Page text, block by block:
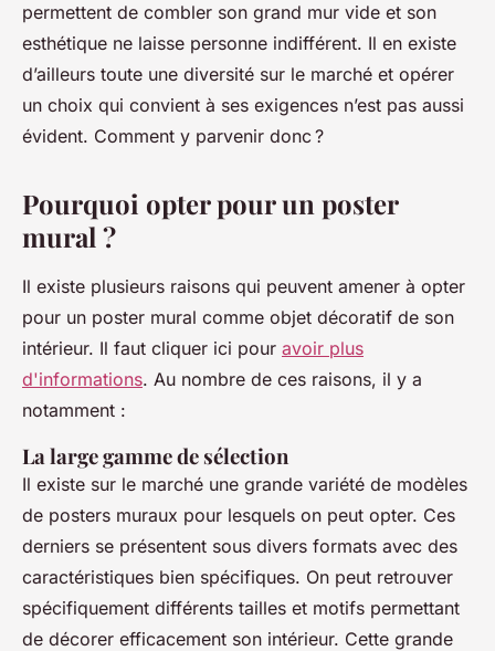
permettent de combler son grand mur vide et son
esthétique ne laisse personne indifférent. Il en existe
d’ailleurs toute une diversité sur le marché et opérer
un choix qui convient à ses exigences n’est pas aussi
évident. Comment y parvenir donc ?
Pourquoi opter pour un poster
mural ?
Il existe plusieurs raisons qui peuvent amener à opter
pour un poster mural comme objet décoratif de son
intérieur. Il faut cliquer ici pour avoir plus
d'informations. Au nombre de ces raisons, il y a
notamment :
La large gamme de sélection
Il existe sur le marché une grande variété de modèles
de posters muraux pour lesquels on peut opter. Ces
derniers se présentent sous divers formats avec des
caractéristiques bien spécifiques. On peut retrouver
spécifiquement différents tailles et motifs permettant
de décorer efficacement son intérieur. Cette grande